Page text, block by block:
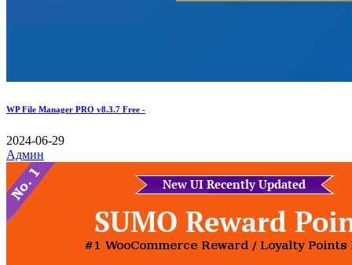
WP File Manager PRO v8.3.7 Free -
2024-06-29
Админ